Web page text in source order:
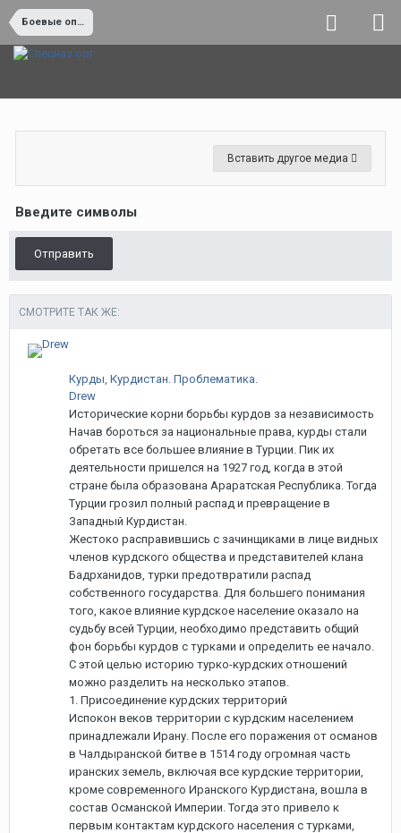
Боевые операции и боевая работа
Вставить другое медиа
Введите символы
Отправить
СМОТРИТЕ ТАК ЖЕ:
Курды, Курдистан. Проблематика.
Drew
Исторические корни борьбы курдов за независимость
Начав бороться за национальные права, курды стали
обретать все большее влияние в Турции. Пик их
деятельности пришелся на 1927 год, когда в этой
стране была образована Араратская Республика. Тогда
Турции грозил полный распад и превращение в
Западный Курдистан.
Жестоко расправившись с зачинщиками в лице видных
членов курдского общества и представителей клана
Бадрханидов, турки предотвратили распад
собственного государства. Для большего понимания
того, какое влияние курдское население оказало на
судьбу всей Турции, необходимо представить общий
фон борьбы курдов с турками и определить ее начало.
С этой целью историю турко-курдских отношений
можно разделить на несколько этапов.
1. Присоединение курдских территорий
Испокон веков территории с курдским населением
принадлежали Ирану. После его поражения от османов
в Чалдыранской битве в 1514 году огромная часть
иранских земель, включая все курдские территории,
кроме современного Иранского Курдистана, вошла в
состав Османской Империи. Тогда это привело к
первым контактам курдского населения с турками,